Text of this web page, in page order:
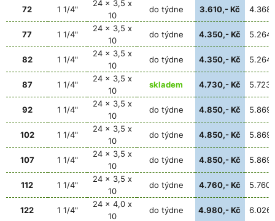
72 1 1/4"
24 x 3,5 x
10
do týdne 3.610,- Kč
77 1 1/4"
24 x 3,5 x
10
do týdne 4.350,- Kč
82 1 1/4"
24 x 3,5 x
10
do týdne 4.350,- Kč
87 1 1/4"
24 x 3,5 x
10
skladem 4.730,- Kč
92 1 1/4"
24 x 3,5 x
10
do týdne 4.850,- Kč
102 1 1/4"
24 x 3,5 x
10
do týdne 4.850,- Kč
107 1 1/4"
24 x 3,5 x
10
do týdne 4.850,- Kč
112 1 1/4"
24 x 3,5 x
10
do týdne 4.760,- Kč
122 1 1/4"
24 x 4,0 x
10
do týdne 4.980,- Kč